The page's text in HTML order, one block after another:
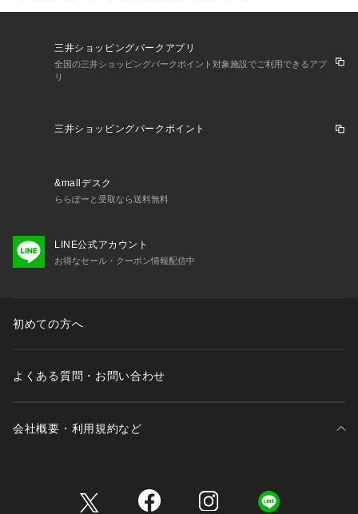
[サイズ展開］
新生児　：50㎝～70㎝
ベビー　　：70㎝～80㎝
三井ショッピングパークアプリ
全国の三井ショッピングパークポイント対象施設でご利用できるアプ
リ
三井ショッピングパークポイント
&mallデスク
ららぽーと受取なら送料無料
LINE公式アカウント
お得なセール・クーポン情報配信中
初めての方へ
よくある質問・お問い合わせ
会社概要・利用規約など